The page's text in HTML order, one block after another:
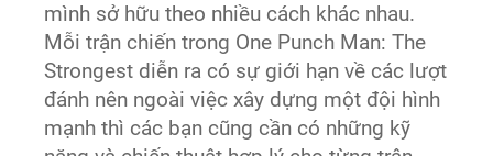
mình sở hữu theo nhiều cách khác nhau.
Mỗi trận chiến trong One Punch Man: The
Strongest diễn ra có sự giới hạn về các lượt
đánh nên ngoài việc xây dựng một đội hình
mạnh thì các bạn cũng cần có những kỹ